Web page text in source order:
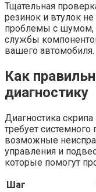
Тщательная
резинок и втулок
проблемы с шумом,
службы
вашего автомобиля.
Как
диагностику
Диагностика
требует
возможные
управления и
которые помогут
Шаг